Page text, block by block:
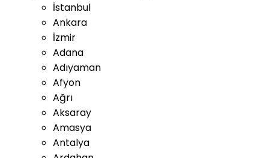
İstanbul
Ankara
İzmir
Adana
Adıyaman
Afyon
Ağrı
Aksaray
Amasya
Antalya